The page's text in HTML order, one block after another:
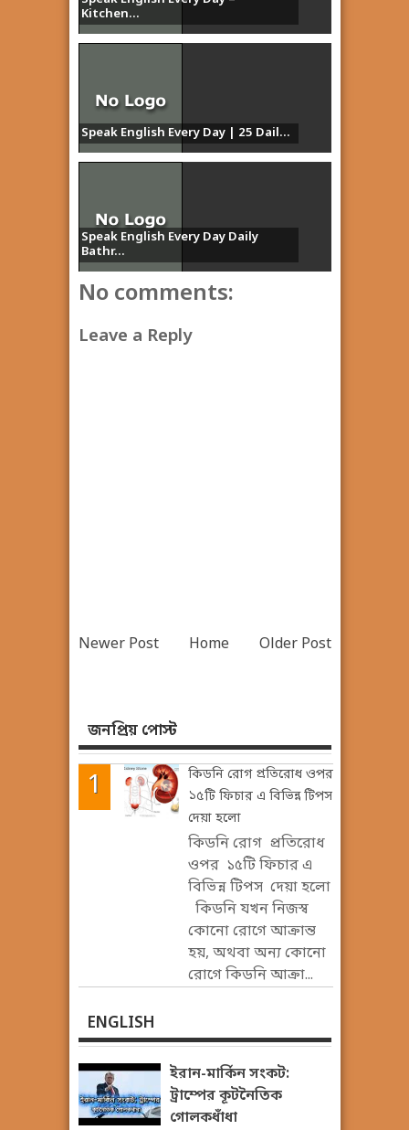
Kitchen...
Speak English Every Day | 25 Dail...
Speak English Every Day Daily
Bathr...
No comments:
Leave a Reply
Newer Post Older Post
Home
জনপ্রিয় পোস্ট
কিডনি রোগ প্রতিরোধ ওপর
১৫টি ফিচার এ বিভিন্ন টিপস
দেয়া হলো
কিডনি রোগ প্রতিরোধ
ওপর ১৫টি ফিচার এ
বিভিন্ন টিপস দেয়া হলো
কিডনি যখন নিজস্ব
কোনো রোগে আক্রান্ত
হয়, অথবা অন্য কোনো
রোগে কিডনি আক্রা...
ENGLISH
ইরান-মার্কিন সংকট:
ট্রাম্পের কূটনৈতিক
গোলকধাঁধা